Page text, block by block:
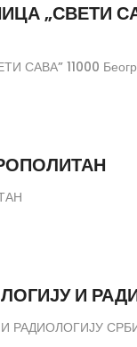
„СВЕТИ
САВА” 11000
И
РАДИОЛОГИЈУ